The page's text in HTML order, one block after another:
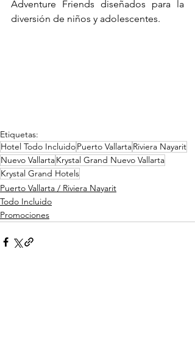
Adventure Friends diseñados para la
diversión de niños y adolescentes.
Etiquetas:
Hotel Todo IncluidoPuerto VallartaRiviera Nayarit
Nuevo VallartaKrystal Grand Nuevo Vallarta
Krystal Grand Hotels
Puerto Vallarta / Riviera Nayarit
Todo Incluido
Promociones